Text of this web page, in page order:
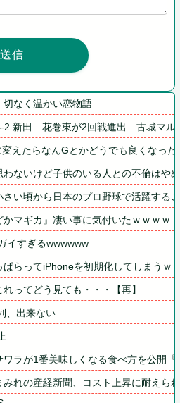
なく温かい恋物語
2 新田　花巻東が2回戦進出　古城マ
えたらなんGとかどうでも良くなった
ないけど子供のいる人との不倫はや
さい頃から日本のプロ野球で活躍する
かマギカ』凄い事に気付いたｗｗｗ
イすぎるwwwwww
らってiPhoneを初期化してしまうｗ
ってどう見ても・・・【再】
、出来ない
ワラが1番美味しくなる食べ方を公開
れの産経新聞、コスト上昇に耐えら